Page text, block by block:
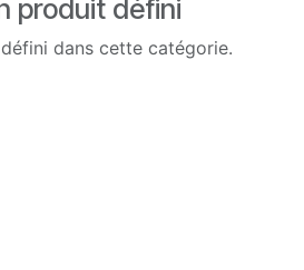
produit défini
dans cette catégorie.